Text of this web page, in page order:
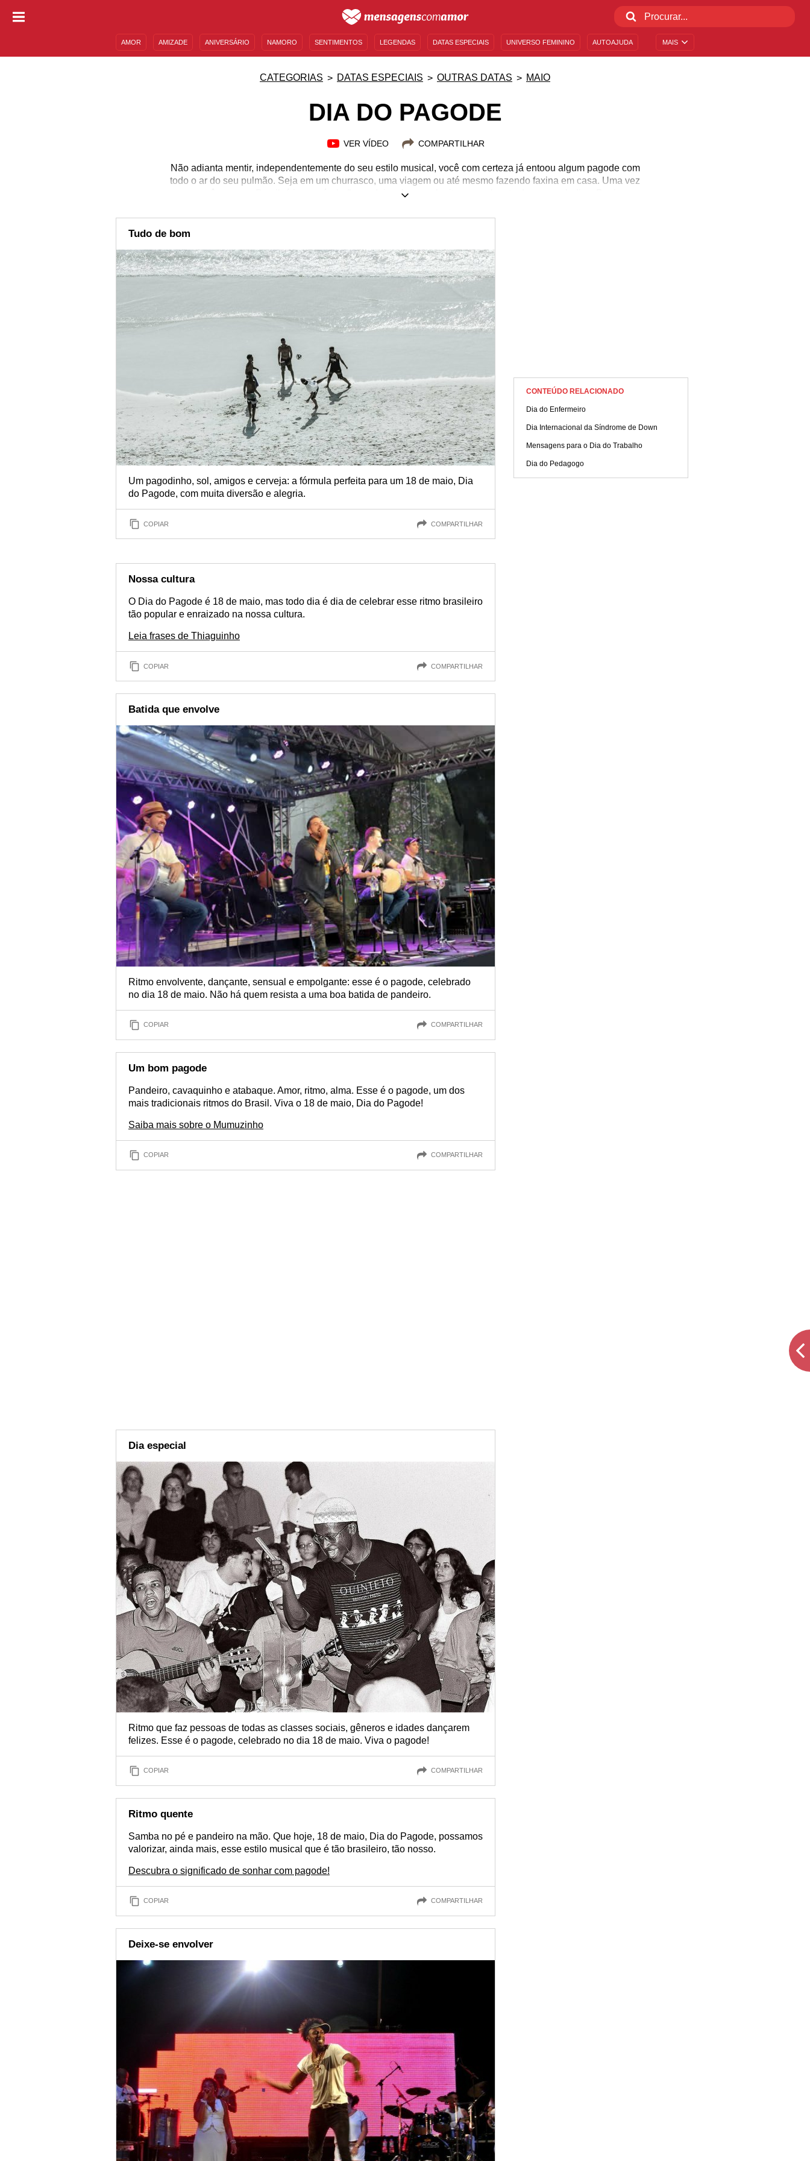
MAIS
AMOR AMIZADE ANIVERSÁRIO NAMORO SENTIMENTOS LEGENDAS DATAS ESPECIAIS UNIVERSO FEMININO AUTOAJUDA
CATEGORIAS DATAS ESPECIAIS OUTRAS DATAS MAIO
DIA DO PAGODE
VER VÍDEO COMPARTILHAR
Não adianta mentir, independentemente do seu estilo musical, você com certeza já entoou algum pagode com
todo o ar do seu pulmão. Seja em um churrasco, uma viagem ou até mesmo fazendo faxina em casa. Uma vez
que você mora no Brasil, é impossível não se deixar levar pelo ritmo envolvente dessas melodias. Por isso,
no céu para a pessoa amada, porque hoje é Dia do Pagode e o melhor jeito de celebrar é cantando sua música
favorita. Ah, e se você está procurando alguma mensagem de Dia do Pagode para homenagear o estilo,
Tudo de bom
Um pagodinho, sol, amigos e cerveja: a fórmula perfeita para um 18 de maio, Dia
do Pagode, com muita diversão e alegria.
COPIAR COMPARTILHAR
Nossa cultura
O Dia do Pagode é 18 de maio, mas todo dia é dia de celebrar esse ritmo brasileiro
tão popular e enraizado na nossa cultura.
Leia frases de Thiaguinho
COPIAR COMPARTILHAR
Batida que envolve
Ritmo envolvente, dançante, sensual e empolgante: esse é o pagode, celebrado
no dia 18 de maio. Não há quem resista a uma boa batida de pandeiro.
COPIAR COMPARTILHAR
Um bom pagode
Pandeiro, cavaquinho e atabaque. Amor, ritmo, alma. Esse é o pagode, um dos
mais tradicionais ritmos do Brasil. Viva o 18 de maio, Dia do Pagode!
Saiba mais sobre o Mumuzinho
COPIAR COMPARTILHAR
Dia especial
Ritmo que faz pessoas de todas as classes sociais, gêneros e idades dançarem
felizes. Esse é o pagode, celebrado no dia 18 de maio. Viva o pagode!
COPIAR COMPARTILHAR
Ritmo quente
Samba no pé e pandeiro na mão. Que hoje, 18 de maio, Dia do Pagode, possamos
valorizar, ainda mais, esse estilo musical que é tão brasileiro, tão nosso.
Descubra o significado de sonhar com pagode!
COPIAR COMPARTILHAR
Deixe-se envolver
CONTEÚDO RELACIONADO
Dia do Enfermeiro
Dia Internacional da Síndrome de Down
Mensagens para o Dia do Trabalho
Dia do Pedagogo